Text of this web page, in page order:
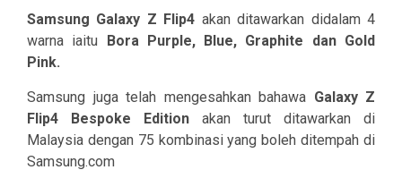
Samsung Galaxy Z Flip4 akan ditawarkan didalam 4
warna iaitu
Bora Purple, Blue, Graphite dan Gold
Pink.
Samsung juga telah mengesahkan bahawa Galaxy Z
Flip4 Bespoke Edition akan turut ditawarkan di
Malaysia dengan 75 kombinasi yang boleh ditempah di
Samsung.com